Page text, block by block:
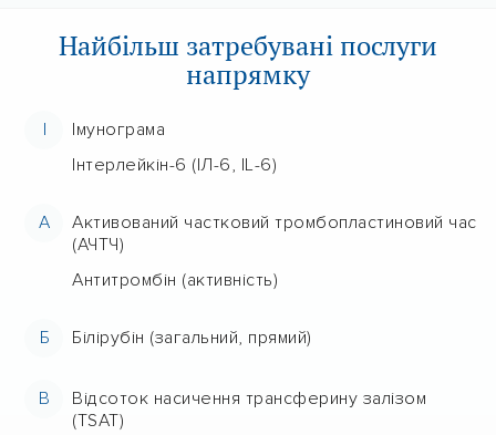
Найбільш затребувані послуги
напрямку
І
Імунограма
Інтерлейкін-6 (ІЛ-6, IL-6)
А
Активований частковий тромбопластиновий час
(АЧТЧ)
Антитромбін (активність)
Б Білірубін (загальний, прямий)
В
Відсоток насичення трансферину залізом
(TSAT)